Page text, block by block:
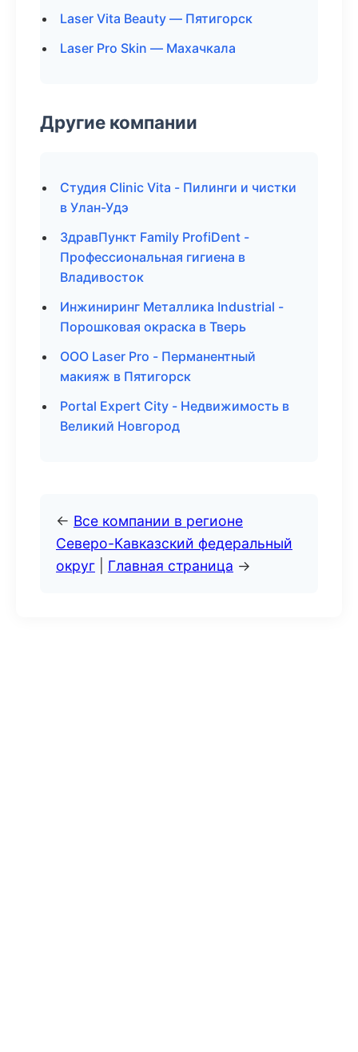
Laser Vita Beauty — Пятигорск
Laser Pro Skin — Махачкала
Другие компании
Студия Clinic Vita - Пилинги и чистки
в Улан-Удэ
ЗдравПункт Family ProfiDent -
Профессиональная гигиена в
Владивосток
Инжиниринг Металлика Industrial -
Порошковая окраска в Тверь
ООО Laser Pro - Перманентный
макияж в Пятигорск
Portal Expert City - Недвижимость в
Великий Новгород
← Все компании в регионе
Северо-Кавказский федеральный
округ
Главная страница →